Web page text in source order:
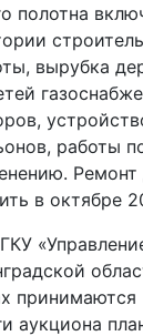
полотна
вырубка
работы
Ремонт
в октябре
принимаются
аукциона